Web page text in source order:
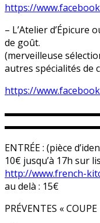
https://
– L’Atelier
de goût.
(merveilleuse
autres spécialités de
https://
ENTRÉE : (pièce
10€ jusqu’à 17h sur
http://www.french-
au delà : 15€
PRÉVENTES «